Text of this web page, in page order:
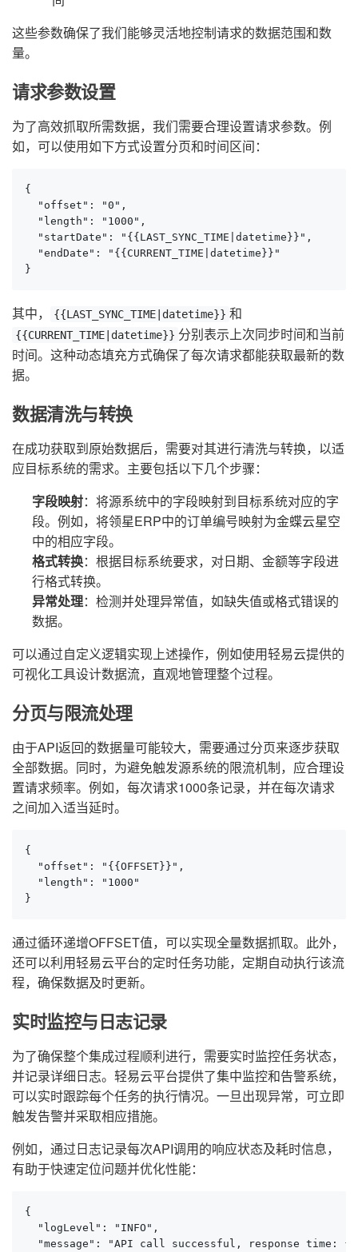
这些参数确保了我们能够灵活地控制请求的数据范围和数
量。
请求参数设置
为了高效抓取所需数据，我们需要合理设置请求参数。例
如，可以使用如下方式设置分页和时间区间：
{
  "offset": "0",
  "length": "1000",
  "startDate": "{{LAST_SYNC_TIME|datetime}}",
  "endDate": "{{CURRENT_TIME|datetime}}"
}
其中， {{LAST_SYNC_TIME|datetime}} 和
{{CURRENT_TIME|datetime}} 分别表示上次同步时间和当前
时间。这种动态填充方式确保了每次请求都能获取最新的数
据。
数据清洗与转换
在成功获取到原始数据后，需要对其进行清洗与转换，以适
应目标系统的需求。主要包括以下几个步骤：
字段映射：将源系统中的字段映射到目标系统对应的字
段。例如，将领星ERP中的订单编号映射为金蝶云星空
中的相应字段。
格式转换：根据目标系统要求，对日期、金额等字段进
行格式转换。
异常处理：检测并处理异常值，如缺失值或格式错误的
数据。
可以通过自定义逻辑实现上述操作，例如使用轻易云提供的
可视化工具设计数据流，直观地管理整个过程。
分页与限流处理
由于API返回的数据量可能较大，需要通过分页来逐步获取
全部数据。同时，为避免触发源系统的限流机制，应合理设
置请求频率。例如，每次请求1000条记录，并在每次请求
之间加入适当延时。
{
  "offset": "{{OFFSET}}",
  "length": "1000"
}
通过循环递增OFFSET值，可以实现全量数据抓取。此外，
还可以利用轻易云平台的定时任务功能，定期自动执行该流
程，确保数据及时更新。
实时监控与日志记录
为了确保整个集成过程顺利进行，需要实时监控任务状态，
并记录详细日志。轻易云平台提供了集中监控和告警系统，
可以实时跟踪每个任务的执行情况。一旦出现异常，可立即
触发告警并采取相应措施。
例如，通过日志记录每次API调用的响应状态及耗时信息，
有助于快速定位问题并优化性能：
{
  "logLevel": "INFO",
"message": "API call successful, response time: